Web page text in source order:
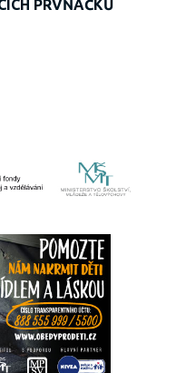
PRVŇÁČKŮ